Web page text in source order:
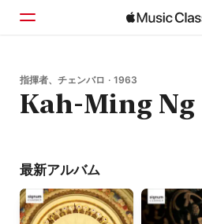
ホーム
見つける
指揮者、チェンバロ · 1963
Kah-Ming Ng
最新アルバム